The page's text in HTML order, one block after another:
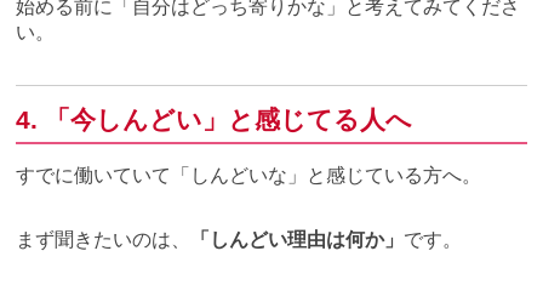
始める前に「自分はどっち寄りかな」と考えてみてくださ
い。
4. 「今しんどい」と感じてる人へ
すでに働いていて「しんどいな」と感じている方へ。
まず聞きたいのは、 「しんどい理由は何か」 です。